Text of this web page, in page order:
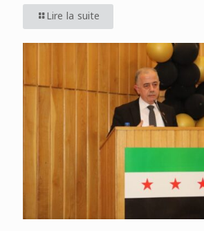
Lire la suite